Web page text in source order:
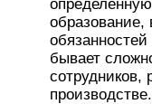
образование,
бывает
сотрудников,
производстве.